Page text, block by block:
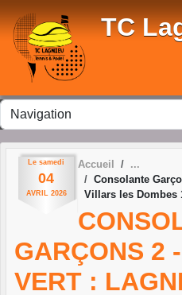
TC
Le samedi
04
AVRIL 2026
Accueil
Consolante
Villars les Dombes
GARÇONS 2
VERT :